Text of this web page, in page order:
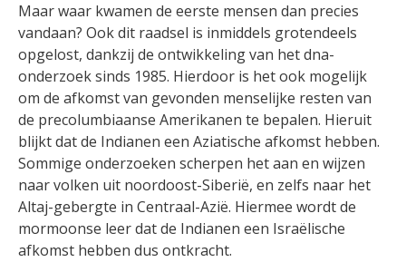
Maar waar kwamen de eerste mensen dan precies
vandaan? Ook dit raadsel is inmiddels grotendeels
opgelost, dankzij de ontwikkeling van het dna-
onderzoek sinds 1985. Hierdoor is het ook mogelijk
om de afkomst van gevonden menselijke resten van
de precolumbiaanse Amerikanen te bepalen. Hieruit
blijkt dat de Indianen een Aziatische afkomst hebben.
Sommige onderzoeken scherpen het aan en wijzen
naar volken uit noordoost-Siberië, en zelfs naar het
Altaj-gebergte in Centraal-Azië. Hiermee wordt de
mormoonse leer dat de Indianen een Israëlische
afkomst hebben dus ontkracht.